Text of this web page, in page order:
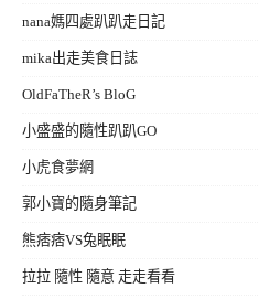
nana媽四處趴趴走日記
mika出走美食日誌
OldFaTheR’s BloG
小盛盛的隨性趴趴GO
小虎食夢網
郭小寶的隨身筆記
熊痞痞VS兔眠眠
拉拉 隨性 隨意 走走看看